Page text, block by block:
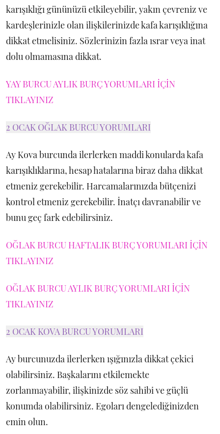
karışıklığı gününüzü etkileyebilir, yakın çevreniz ve
kardeşlerinizle olan ilişkilerinizde kafa karışıklığına
dikkat etmelisiniz. Sözlerinizin fazla ısrar veya inat
dolu olmamasına dikkat.
YAY BURCU AYLIK BURÇ YORUMLARI İÇİN
TIKLAYINIZ
2 OCAK OĞLAK BURCU YORUMLARI
Ay Kova burcunda ilerlerken maddi konularda kafa
karışıklıklarına, hesap hatalarına biraz daha dikkat
etmeniz gerekebilir. Harcamalarınızda bütçenizi
kontrol etmeniz gerekebilir. İnatçı davranabilir ve
bunu geç fark edebilirsiniz.
OĞLAK BURCU HAFTALIK BURÇ YORUMLARI İÇİN
TIKLAYINIZ
OĞLAK BURCU AYLIK BURÇ YORUMLARI İÇİN
TIKLAYINIZ
2 OCAK KOVA BURCU YORUMLARI
Ay burcunuzda ilerlerken ışığınızla dikkat çekici
olabilirsiniz. Başkalarını etkilemekte
zorlanmayabilir, ilişkinizde söz sahibi ve güçlü
konumda olabilirsiniz. Egoları dengelediğinizden
emin olun.